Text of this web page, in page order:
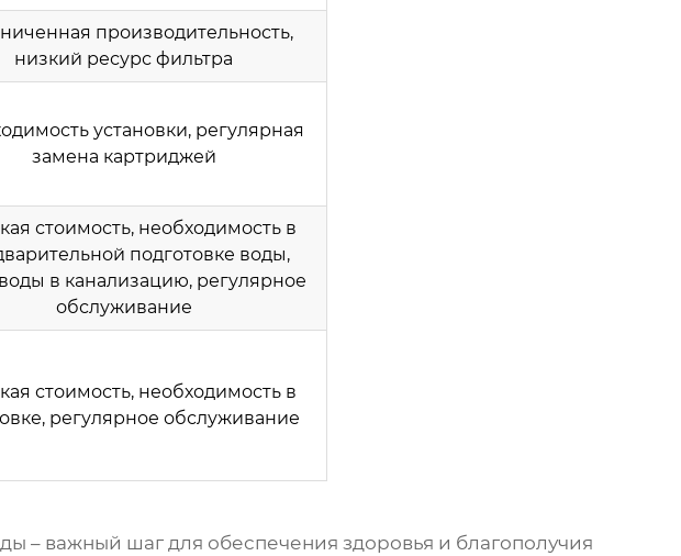
производительность,
низкий ресурс фильтра
установки, регулярная
замена картриджей
стоимость, необходимость в
подготовке воды,
в канализацию, регулярное
обслуживание
стоимость, необходимость в
регулярное обслуживание
– важный шаг для обеспечения здоровья и благополучия